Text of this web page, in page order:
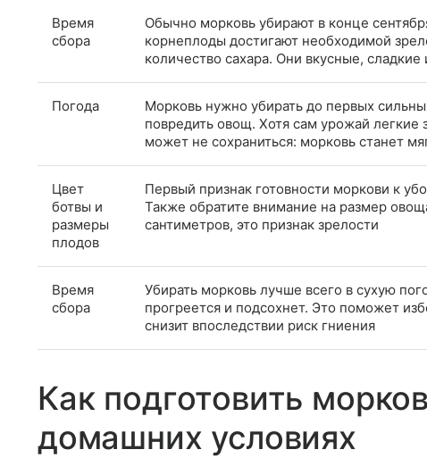
Время
сбора
Обычно морковь убирают в конце
корнеплоды достигают необходимой
количество сахара. Они вкусные, сладкие
Погода
Морковь нужно убирать до первых
повредить овощ. Хотя сам урожай
может не сохраниться: морковь станет
Цвет
ботвы и
размеры
плодов
Первый признак готовности моркови к
Также обратите внимание на размер
сантиметров, это признак зрелости
Время
сбора
Убирать морковь лучше всего в сухую
прогреется и подсохнет. Это поможет
снизит впоследствии риск гниения
Как подготовить
домашних условиях